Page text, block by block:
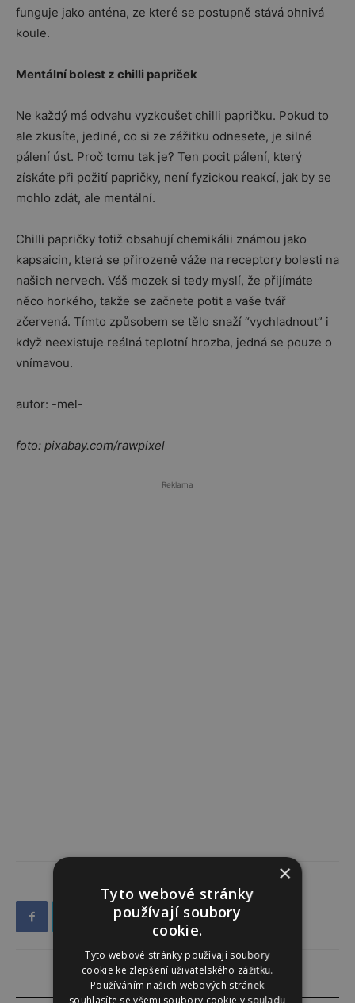
funguje jako anténa, ze které se postupně stává ohnivá
koule.
Mentální bolest z chilli papriček
Ne každý má odvahu vyzkoušet chilli papričku. Pokud to
ale zkusíte, jediné, co si ze zážitku odnesete, je silné
pálení úst. Proč tomu tak je? Ten pocit pálení, který
získáte při požití papričky, není fyzickou reakcí, jak by se
mohlo zdát, ale mentální.
Chilli papričky totiž obsahují chemikálii známou jako
kapsaicin, která se přirozeně váže na receptory bolesti na
našich nervech. Váš mozek si tedy myslí, že přijímáte
něco horkého, takže se začnete potit a vaše tvář
zčervená. Tímto způsobem se tělo snaží “vychladnout” i
když neexistuje reálná teplotní hrozba, jedná se pouze o
vnímavou.
autor: -mel-
foto: pixabay.com/rawpixel
Reklama
×
Tyto webové stránky
používají soubory
cookie.
Tyto webové stránky používají soubory
cookie ke zlepšení uživatelského zážitku.
Používáním našich webových stránek
souhlasíte se všemi soubory cookie v souladu